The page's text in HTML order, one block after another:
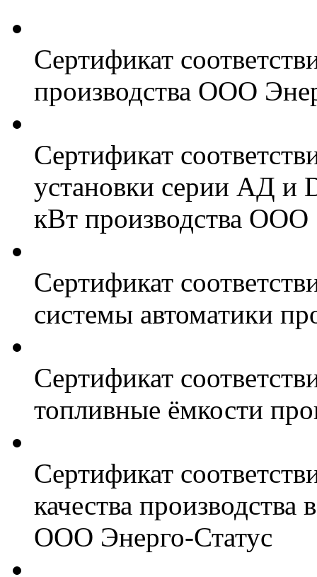
Сертификат
производства ООО
Сертификат
установки серии АД и
кВт производства ООО
Сертификат
системы автоматики
Сертификат
топливные ёмкости
Сертификат
качества
ООО Энерго-Статус